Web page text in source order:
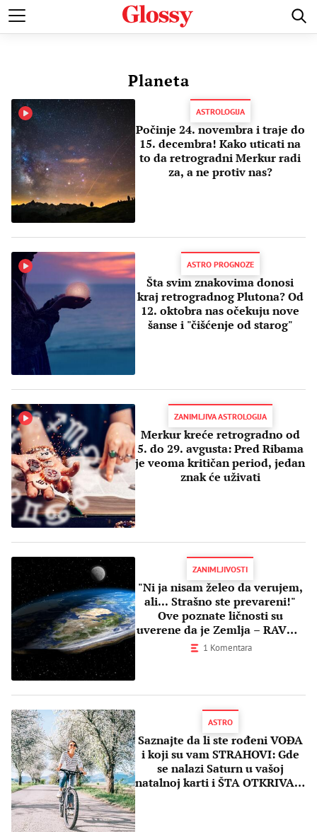
POZNATI MODA I LEPOTA ZDRAVI I SREĆNI LJUBAV
Planeta
ASTROLOGIJA
Počinje 24. novembra i traje do
15. decembra! Kako uticati na
to da retrogradni Merkur radi
za, a ne protiv nas?
ASTRO PROGNOZE
Šta svim znakovima donosi
kraj retrogradnog Plutona? Od
12. oktobra nas očekuju nove
šanse i "čišćenje od starog"
ZANIMLJIVA ASTROLOGIJA
Merkur kreće retrogradno od
5. do 29. avgusta: Pred Ribama
je veoma kritičan period, jedan
znak će uživati
ZANIMLJIVOSTI
"Ni ja nisam želeo da verujem,
ali... Strašno ste prevareni!"
Ove poznate ličnosti su
uverene da je Zemlja – RAVNA
PLOČA
1 Komentara
ASTRO
Saznajte da li ste rođeni VOĐA
i koji su vam STRAHOVI: Gde
se nalazi Saturn u vašoj
natalnoj karti i ŠTA OTKRIVA O